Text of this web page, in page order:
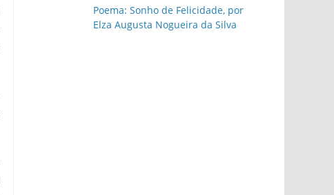
Poema: Sonho de Felicidade, por
Elza Augusta Nogueira da Silva